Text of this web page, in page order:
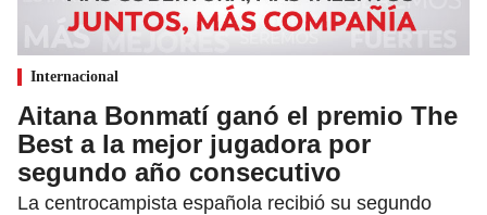
Internacional
Aitana Bonmatí ganó el premio The
Best a la mejor jugadora por
segundo año consecutivo
La centrocampista española recibió su segundo